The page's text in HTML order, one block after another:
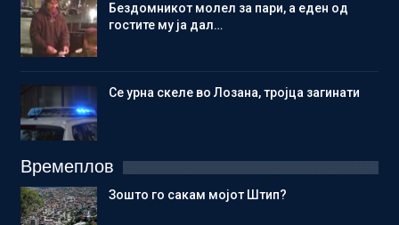
Бездомникот молел за пари, а еден од
гостите му ја дал…
Се урна скеле во Лозана, тројца загинати
Времеплов
Зошто го сакам мојот Штип?